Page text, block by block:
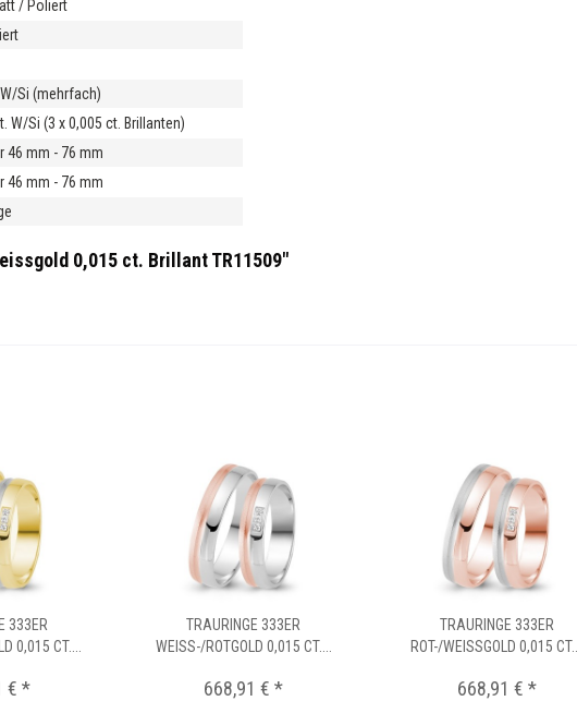
/ Poliert
Si (mehrfach)
W/Si (3 x 0,005 ct. Brillanten)
46 mm - 76 mm
46 mm - 76 mm
0,015 ct. Brillant TR11509"
333ER
0,015 CT....
€ *
TRAURINGE 333ER
WEISS-/ROTGOLD 0,015 CT....
668,91 € *
TRAURINGE 333ER
ROT-/WEISSGOLD 0,015 CT....
668,91 € *